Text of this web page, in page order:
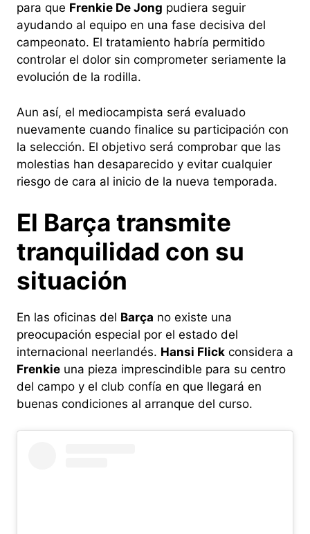
para que Frenkie De Jong pudiera seguir
ayudando al equipo en una fase decisiva del
campeonato. El tratamiento habría permitido
controlar el dolor sin comprometer seriamente la
evolución de la rodilla.
Aun así, el mediocampista será evaluado
nuevamente cuando finalice su participación con
la selección. El objetivo será comprobar que las
molestias han desaparecido y evitar cualquier
riesgo de cara al inicio de la nueva temporada.
El Barça transmite
tranquilidad con su
situación
En las oficinas del Barça no existe una
preocupación especial por el estado del
internacional neerlandés. Hansi Flick considera a
Frenkie una pieza imprescindible para su centro
del campo y el club confía en que llegará en
buenas condiciones al arranque del curso.